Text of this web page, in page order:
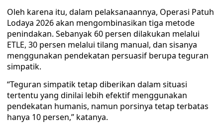
Oleh karena itu, dalam pelaksanaannya, Operasi Patuh
Lodaya 2026 akan mengombinasikan tiga metode
penindakan. Sebanyak 60 persen dilakukan melalui
ETLE, 30 persen melalui tilang manual, dan sisanya
menggunakan pendekatan persuasif berupa teguran
simpatik.
“Teguran simpatik tetap diberikan dalam situasi
tertentu yang dinilai lebih efektif menggunakan
pendekatan humanis, namun porsinya tetap terbatas
hanya 10 persen,” katanya.